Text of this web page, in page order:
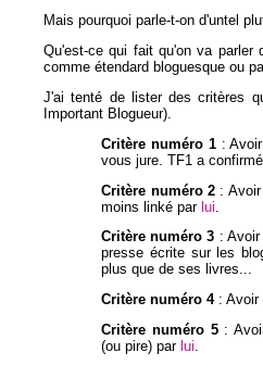
Mais pourquoi parle-t-on d'untel
Qu'est-ce qui fait qu'on va
comme étendard bloguesque ou
J'ai tenté de lister des critères
Important Blogueur).
Critère numéro 1 :
vous jure. TF1 a
Critère numéro 2 :
moins linké parlui
Critère numéro 3 :
presse écrite sur les
plus que de ses livres...
Critère numéro 4: Avoir
Critère numéro 5:
(ou pire) par lui.